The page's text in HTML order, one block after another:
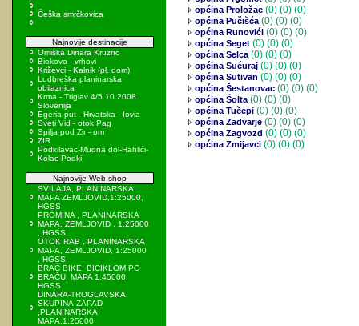
Češka smrčkovica
Najnovije destinacije
Omiska Dinara Kruzno
Biokovo - vrhovi
Križevci - Kalnik (pl. dom)
Ludbreška planinarska
obilaznica
Krma - Triglav 4/5.10.2008
Slovenija
Egeria put - Hrvatska - Iovia
Sveti Vid - otok Pag
Spilja pod Zir - om
ZIR
Podkilavac-Mudna dol-Hahlići-
Kolac-Podki
Najnovije Web shop
SVILAJA, PLANINARSKA
MAPA ZEMLJOVID,1:25000,
HGSS
PROMINA , PLANINARSKA
MAPA, ZEMLJOVID , 1:25000
, HGSS
OTOK RAB , PLANINARSKA
MAPA, ZEMLJOVID, 1:25000
, HGSS
BRAČ BIKE, BICIKLOM PO
BRAČU, MAPA 1:45000,
HGSS
DINARA-TROGLAVSKA
SKUPINA-ZAPAD
,PLANINARSKA
MAPA,1:25000
općina Proložac (0) (0) (0)
općina Pučišća(0) (0) (0)
općina Runovići (0) (0) (0)
općina Seget (0) (0) (0)
općina Selca(0) (0) (0)
općina Sućuraj (0) (0) (0)
općina Sutivan (0) (0) (0)
općina Šestanovac (0) (0) (0)
općina Šolta(0) (0) (0)
općina Tučepi (0) (0) (0)
općina Zadvarje (0) (0) (0)
općina Zagvozd (0) (0) (0)
općina Zmijavci (0) (0) (0)